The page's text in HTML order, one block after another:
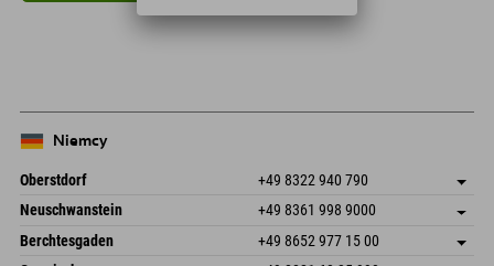
Leaflet| Map data © OpenStreetMap contributors
Niemcy
Oberstdorf +49 8322 940 790
An der Breitach 3
Niemcy
Zapisz adres
Książka
Neuschwanstein +49 8361 998 9000
An der Riese 45
87484 Nesselwang im Allgäu
Zapisz adres
Informacje o przyjeździe
Berchtesgaden +49 8652 977 15 00